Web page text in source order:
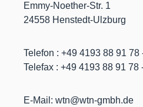
Emmy-Noether-Str. 1
24558 Henstedt-Ulzburg
Telefon : +49 4193 88 91 78
Telefax : +49 4193 88 91 78
E-Mail: wtn@wtn-gmbh.de